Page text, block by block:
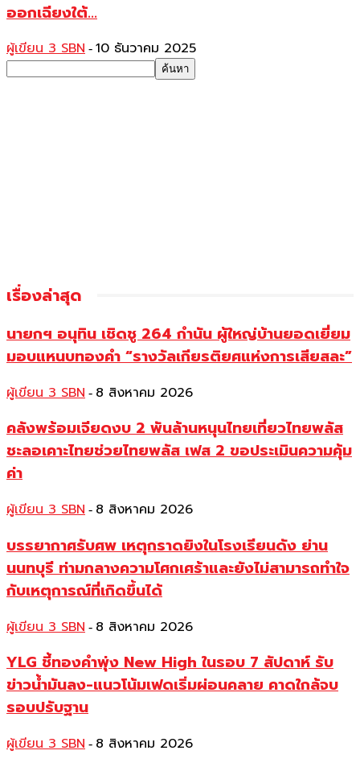
ออกเฉียงใต้...
ผู้เขียน 3 SBN - 10 ธันวาคม 2025
เรื่องล่าสุด
นายกฯ อนุทิน เชิดชู 264 กำนัน ผู้ใหญ่บ้านยอดเยี่ยม
มอบแหนบทองคำ “รางวัลเกียรติยศแห่งการเสียสละ”
ผู้เขียน 3 SBN - 8 สิงหาคม 2026
คลังพร้อมเจียดงบ 2 พันล้านหนุนไทยเที่ยวไทยพลัส
ชะลอเคาะไทยช่วยไทยพลัส เฟส 2 ขอประเมินความคุ้ม
ค่า
ผู้เขียน 3 SBN - 8 สิงหาคม 2026
บรรยากาศรับศพ เหตุกราดยิงในโรงเรียนดัง ย่าน
นนทบุรี ท่ามกลางความโศกเศร้าและยังไม่สามารถทำใจ
กับเหตุการณ์ที่เกิดขึ้นได้
ผู้เขียน 3 SBN - 8 สิงหาคม 2026
YLG ชี้ทองคำพุ่ง New High ในรอบ 7 สัปดาห์ รับ
ข่าวน้ำมันลง-แนวโน้มเฟดเริ่มผ่อนคลาย คาดใกล้จบ
รอบปรับฐาน
ผู้เขียน 3 SBN - 8 สิงหาคม 2026